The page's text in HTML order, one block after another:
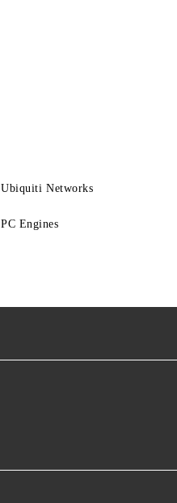
Ubiquiti Networks
PC Engines